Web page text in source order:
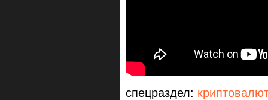
спецраздел: